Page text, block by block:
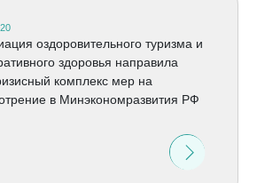
оздоровительного туризма и
здоровья направила
комплекс мер на
в Минэкономразвития РФ